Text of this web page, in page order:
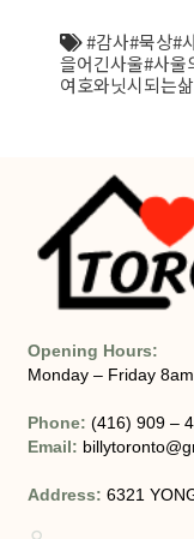
#감사#묵상#
을어긴사울#사울
여호와닛시되는
Opening Hours:
Monday – Friday
Phone:(416) 909 –
Email:
Address: 6321